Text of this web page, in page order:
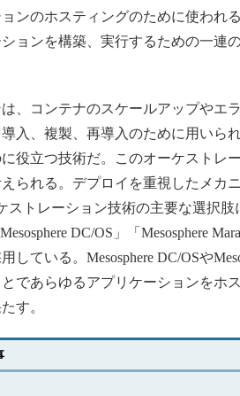
ンのホスティングのために使われ
ョンを構築、実行するための一連
、コンテナのスケールアップやエ
入、複製、再導入のために用いら
役立つ技術だ。このオーケストレ
られる。デプロイを重視したメカ
ケストレーション技術の主要な選択
DC/OS」「Mesosphere
している。Mesosphere DC/OSや
であらゆるアプリケーションをホ
す。